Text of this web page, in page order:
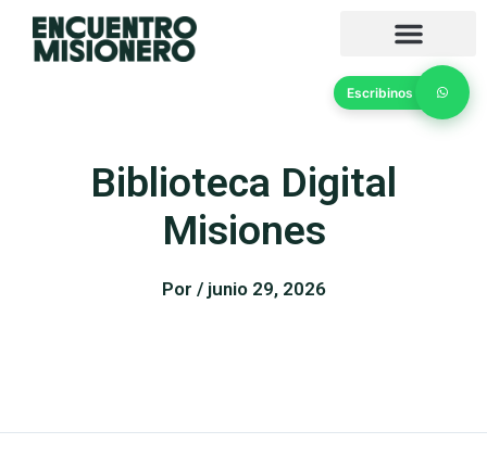
Biblioteca Digital
Misiones
Por / junio 29, 2026
Escribinos